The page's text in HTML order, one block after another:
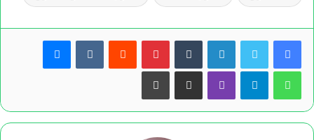
لينكدإن بينتيريست ماسنجر
واتساب تيلقرام ڤايبر مشاركة عبر البريد طباعة